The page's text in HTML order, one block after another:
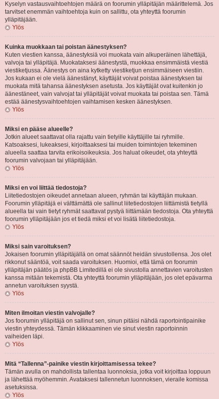
Kyselyn vastausvaihtoehtojen määrä on foorumin ylläpitäjän määrittelemä. Jos
tarvitset enemmän vaihtoehtoja kuin on sallittu, ota yhteyttä foorumin
ylläpitäjään.
Ylös
Kuinka muokkaan tai poistan äänestyksen?
Kuten viestien kanssa, äänestyksiä voi muokata vain alkuperäinen lähettäjä,
valvoja tai ylläpitäjä. Muokataksesi äänestystä, muokkaa ensimmäistä viestiä
viestiketjussa. Äänestys on aina kytketty viestiketjun ensimmäiseen viestiin.
Jos kukaan ei ole vielä äänestänyt, käyttäjät voivat poistaa äänestyksen tai
muokata mitä tahansa äänestyksen asetusta. Jos käyttäjät ovat kuitenkin jo
äänestäneet, vain valvojat tai ylläpitäjät voivat muokata tai poistaa sen. Tämä
estää äänestysvaihtoehtojen vaihtamisen kesken äänestyksen.
Ylös
Miksi en pääse alueelle?
Jotkin alueet saattavat olla rajattu vain tietyille käyttäjille tai ryhmille.
Katsoaksesi, lukeaksesi, kirjoittaaksesi tai muiden toimintojen tekeminen
alueella saattaa tarvita erikoisoikeuksia. Jos haluat oikeudet, ota yhteyttä
foorumin valvojaan tai ylläpitäjään.
Ylös
Miksi en voi liittää tiedostoja?
Liitetiedostojen oikeudet annetaan alueen, ryhmän tai käyttäjän mukaan.
Foorumin ylläpitäjä ei välttämättä ole sallinut liitetiedostojen liittämistä tietyllä
alueella tai vain tietyt ryhmät saattavat pystyä liittämään tiedostoja. Ota yhteyttä
foorumin ylläpitäjään jos et tiedä miksi et voi lisätä liitetiedostoja.
Ylös
Miksi sain varoituksen?
Jokaisen foorumin ylläpitäjällä on omat säännöt heidän sivustollensa. Jos olet
rikkonut sääntöä, voit saada varoituksen. Huomioi, että tämä on foorumin
ylläpitäjän päätös ja phpBB Limitedillä ei ole sivustolla annettavien varoitusten
kanssa mitään tekemistä. Ota yhteyttä foorumin ylläpitäjään, jos olet epävarma
annetun varoituksen syystä.
Ylös
Miten ilmoitan viestin valvojalle?
Jos foorumin ylläpitäjä on sallinut sen, sinun pitäisi nähdä raportointipainike
viestin yhteydessä. Tämän klikkaaminen vie sinut viestin raportoinnin
vaiheiden läpi.
Ylös
Mitä “Tallenna”-painike viestin kirjoittamisessa tekee?
Tämän avulla on mahdollista tallentaa luonnoksia, jotka voit kirjoittaa loppuun
ja lähettää myöhemmin. Avataksesi tallennetun luonnoksen, vieraile komissa
asetuksissa.
Ylös